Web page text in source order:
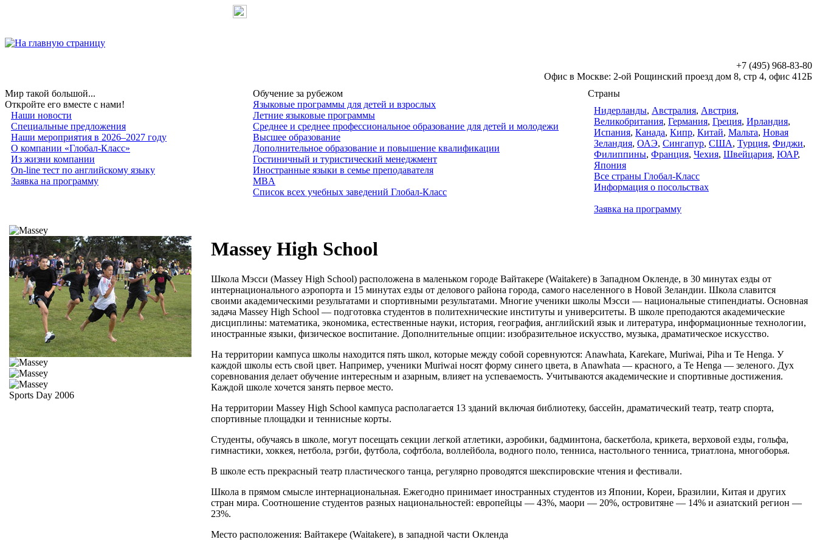
+7 (495) 968-83-80
Офис в Москве: 2-ой Рощинский проезд дом 8, стр 4, офис 412Б
Мир такой большой...
Откройте его вместе с нами!
Наши новости
Специальные предложения
Наши мероприятия в 2026–2027 году
О компании «Глобал-Класс»
Из жизни компании
On-line тест по английскому языку
Заявка на программу
Обучение за рубежом
Страны
Языковые программы для детей и взрослых
Летние языковые программы
Среднее и среднее профессиональное образование для детей и молодежи
Высшее образование
Дополнительное образование и повышение квалификации
Гостиничный и туристический менеджмент
Иностранные языки в семье преподавателя
MBA
Список всех учебных заведений Глобал-Класс
Нидерланды, Австралия, Австрия,
Великобритания, Германия, Греция, Ирландия,
Испания, Канада, Кипр, Китай, Мальта, Новая
Зеландия, ОАЭ, Сингапур, США, Турция, Фиджи,
Филиппины, Франция, Чехия, Швейцария, ЮАР,
Япония
Все страны Глобал-Класс
Информация о посольствах
Заявка на программу
Sports Day 2006
Massey High School
Школа Мэсси (Massey High School) расположена в маленьком городе Вайтакере (Waitakere) в Западном Окленде, в 30 минутах езды от
интернационального аэропорта и 15 минутах езды от делового района города, самого населенного в Новой Зеландии. Школа славится
своими академическими результатами и спортивными результатами. Многие ученики школы Мэсси — национальные стипендиаты. Основная
задача Massey High School — подготовка студентов в политехнические институты и университеты. В школе преподаются академические
дисциплины: математика, экономика, естественные науки, история, география, английский язык и литература, информационные технологии,
иностранные языки, физическое воспитание. Дополнительные опции: изобразительное искусство, музыка, драматическое искусство.
На территории кампуса школы находится пять школ, которые между собой соревнуются: Anawhata, Karekare, Muriwai, Piha и Te Henga. У
каждой школы есть свой цвет. Например, ученики Muriwai носят форму синего цвета, в Anawhata — красного, а Te Henga — зеленого. Дух
соревнования делает обучение интересным и азарным, влияет на успеваемость. Учитываются академические и спортивные достижения.
Каждой школе хочется занять первое место.
На территории Massey High School кампуса располагается 13 зданий включая библиотеку, бассейн, драматический театр, театр спорта,
спортивные площадки и теннисные корты.
Студенты, обучаясь в школе, могут посещать секции легкой атлетики, аэробики, бадминтона, баскетбола, крикета, верховой езды, гольфа,
гимнастики, хоккея, нетбола, рэгби, футбола, софтбола, воллейбола, водного поло, тенниса, настольного тенниса, триатлона, многоборья.
В школе есть прекрасный театр пластического танца, регулярно проводятся шекспировские чтения и фестивали.
Школа в прямом смысле интернациональная. Ежегодно принимает иностранных студентов из Японии, Кореи, Бразилии, Китая и других
стран мира. Соотношение студентов разных национальностей: европейцы — 43%, маори — 20%, островитяне — 14% и азиатский регион —
23%.
Место расположения: Вайтакере (Waitakere), в западной части Окленда